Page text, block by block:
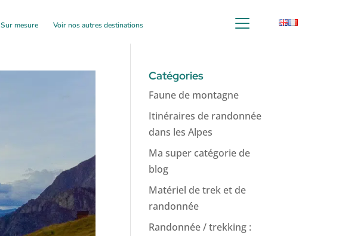
Sur mesure Voir nos autres destinations
Catégories
Faune de montagne
Itinéraires de randonnée
dans les Alpes
Ma super catégorie de
blog
Matériel de trek et de
randonnée
Randonnée / trekking :